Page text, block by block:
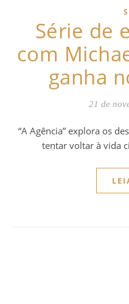
Série de
com
ganha
21 de
“A Agência” explora os desafios de um agente secreto ao
tentar voltar à vida